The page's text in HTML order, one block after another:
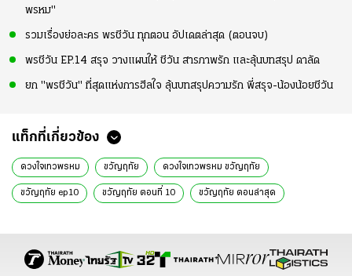
พรหม"
รวมเรื่องย่อละคร พรชีวัน ทุกตอน อัปเดตล่าสุด (ตอนจบ)
พรชีวัน EP.14 สรุจ วางแผนให้ ชีวัน สารภาพรัก และลุ้นบทสรุป ดาลัด
ยก "พรชีวัน" ที่สุดแห่งการฮีลใจ ลุ้นบทสรุปความรัก พี่สรุจ-น้องน้อยชีวัน
แท็กที่เกี่ยวข้อง
ดวงใจเทวพรหม ขวัญฤทัย ดวงใจเทวพรหม ขวัญฤทัย
ขวัญฤทัย ep10 ขวัญฤทัย ตอนที่ 10 ขวัญฤทัย ตอนล่าสุด
ดวงใจเทวพรหม นักแสดง ดวงใจเทวพรหม ใครเล่น